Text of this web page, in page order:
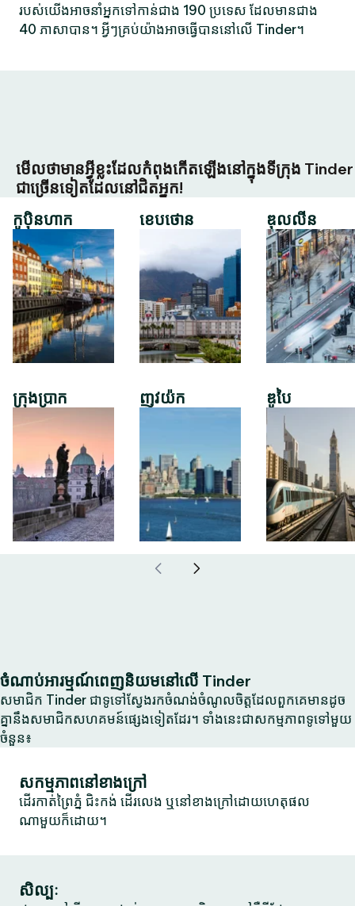
របស់យើងអាចនាំអ្នកទៅកាន់ជាង 190 ប្រទេស ដែលមានជាង
40 ភាសាបាន។ អ្វីៗគ្រប់យ៉ាងអាចធ្វើបាននៅលើ Tinder។
មើលថាមានអ្វីខ្លះដែលកំពុងកើតឡើងនៅក្នុងទីក្រុង Tinder
ជាច្រើនទៀតដែលនៅជិតអ្នក!
កូប៉ិនហាក
ក្រុងប្រាក
ខេបថោន
ញូវយ៉ក
ឌុលលីន
ឌូបៃ
ចំណាប់អារម្មណ៍ពេញនិយមនៅលើ Tinder
សមាជិក Tinder ជាទូទៅស្វែងរកចំណង់ចំណូលចិត្តដែលពួកគេមានដូច
គ្នានឹងសមាជិកសហគមន៍ផ្សេងទៀតដែរ។ ទាំងនេះជាសកម្មភាពទូទៅមួយ
ចំនួន៖
សកម្មភាពនៅខាងក្រៅ
ដើរកាត់ព្រៃភ្នំ ជិះកង់ ដើរលេង ឬនៅខាងក្រៅដោយហេតុផល
ណាមួយក៏ដោយ។
សិល្បៈ